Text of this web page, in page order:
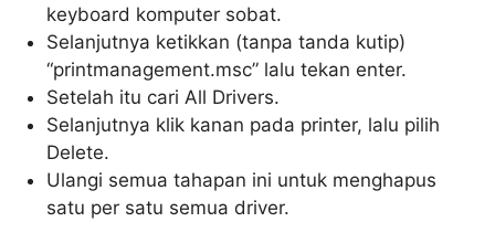
keyboard komputer sobat.
Selanjutnya ketikkan (tanpa tanda kutip)
“printmanagement.msc” lalu tekan enter.
Setelah itu cari All Drivers.
Selanjutnya klik kanan pada printer, lalu pilih
Delete.
Ulangi semua tahapan ini untuk menghapus
satu per satu semua driver.